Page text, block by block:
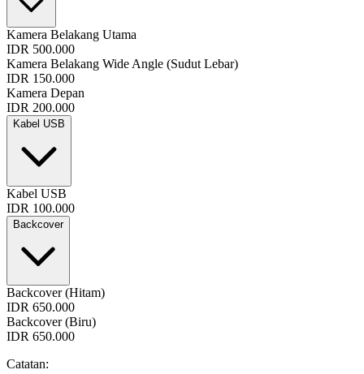
Kamera Belakang Utama
IDR 500.000
Kamera Belakang Wide Angle (Sudut Lebar)
IDR 150.000
Kamera Depan
IDR 200.000
Kabel USB
Kabel USB
IDR 100.000
Backcover
Backcover (Hitam)
IDR 650.000
Backcover (Biru)
IDR 650.000
Catatan: